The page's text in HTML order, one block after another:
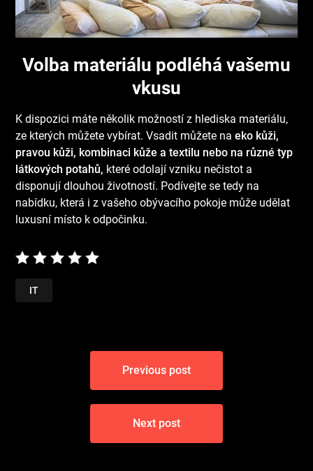
Volba materiálu podléhá vašemu
vkusu
K dispozici máte několik možností z hlediska materiálu,
ze kterých můžete vybírat. Vsadit můžete naeko kůži,
pravou kůži, kombinaci kůže a textilu nebo na různé typ
látkových potahů, které odolají vzniku nečistot a
disponují dlouhou životností. Podívejte se tedy na
nabídku, která i z vašeho obývacího pokoje může udělat
luxusní místo k odpočinku.
IT
Navigace
příspěvek
Previous post
Next post